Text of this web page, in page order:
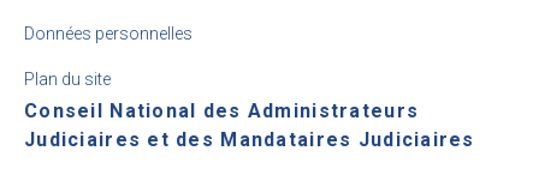
Données personnelles
Plan du site
Conseil National des Administrateurs
Judiciaires et des Mandataires Judiciaires